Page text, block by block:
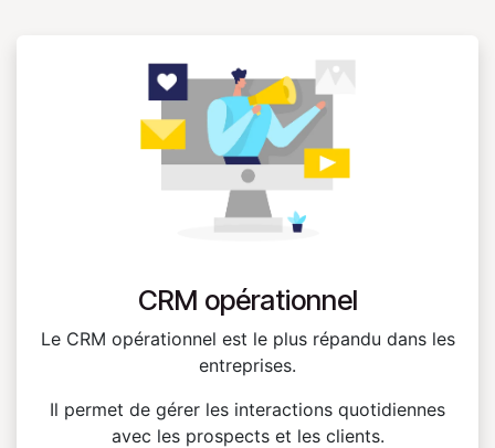
CRM opérationnel
Le CRM opérationnel est le plus répandu dans les
entreprises.
Il permet de gérer les interactions quotidiennes
avec les prospects et les clients.